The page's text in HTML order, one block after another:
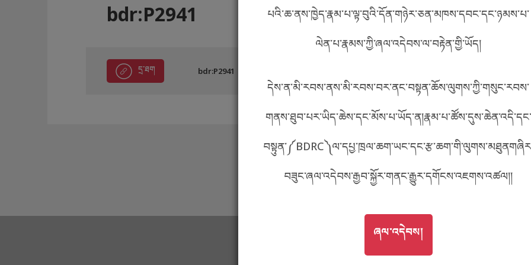
བོད་ཡིག
English
ភាសាខ្មែរ
པའི་ཆ་ནས་ཁྱེད་རྣམ་པ་ལྟ་བུའི་དོན་གཉེར་ཅན་མཁས་དབང་དང་ཉམས་པ་
ལེན་པ་རྣམས་ཀྱི་ཞལ་འདེབས་ལ་བརྟེན་གྱི་ཡོད།
དེས་ན་མི་རབས་ནས་མི་རབས་བར་ནང་བསྟན་ཆོས་ལུགས་ཀྱི་གསུང་རབས་
གནས་ཐུབ་པར་ཡིད་ཆེས་དང་མོས་པ་ཡོད་ན།རྣམ་པ་ཚོས་དུས་ཆེན་འདི་དང་
བཟུང་ཞལ་འདེབས་རྒྱབ་སྐྱོར་གནང་རྒྱུར་དགོངས་འཇགས་འཚལ།།
GO TOཞལ་འདེབས།
ཞལ་འདེབས།
bdr:P2941
དྲ་ཐག bdr:P2941